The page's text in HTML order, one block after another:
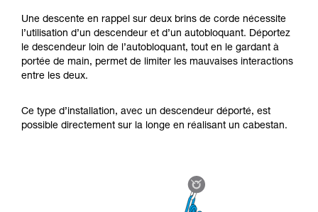
consulter. Vous devez avoir compris les
informations de la notice technique pour
pouvoir comprendre ce complément
d’informations.
Maîtriser ces techniques nécessite une
avec un professionnel votre capacité à refaire
la manipulation, seul, en toute sécurité, avant
que nous ne décrivons pas ici.
Une descente en rappel sur deux brins de corde nécessite
l’utilisation d’un descendeur et d’un autobloquant. Déportez
le descendeur loin de l’autobloquant, tout en le gardant à
portée de main, permet de limiter les mauvaises interactions
entre les deux.
Ce type d’installation, avec un descendeur déporté, est
possible directement sur la longe en réalisant un cabestan.